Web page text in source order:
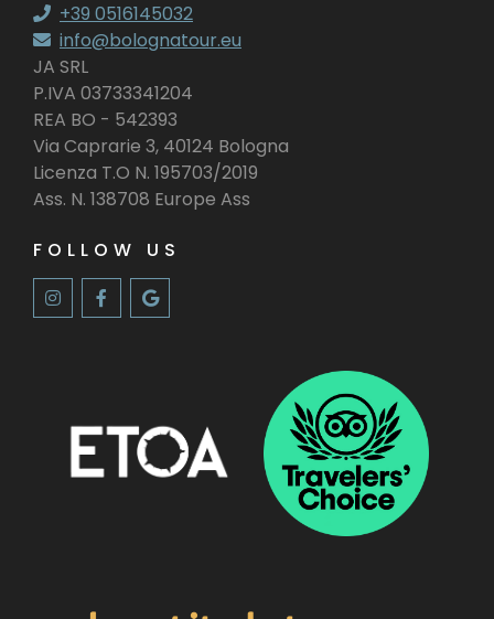
+39 0516145032
info@bolognatour.eu
JA SRL
P.IVA 03733341204
REA BO - 542393
Via Caprarie 3, 40124 Bologna
Licenza T.O N. 195703/2019
Ass. N. 138708 Europe Ass
FOLLOW US